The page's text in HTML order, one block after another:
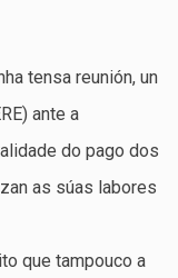
tensa reunión, un
ante a
do pago dos
as súas labores
que tampouco a